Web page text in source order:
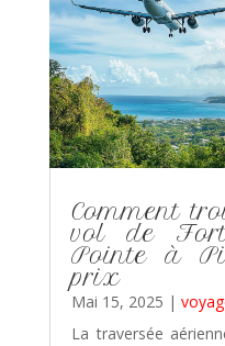
Comment
vol de
Pointe à
prix
Mai 15, 2025 |
La traversée